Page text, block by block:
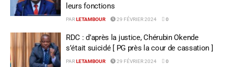
leurs fonctions
PAR LETAMBOUR 29 FÉVRIER 2024 0
RDC : d’après la justice, Chérubin Okende
s’était suicidé [ PG près la cour de cassation ]
PAR LETAMBOUR 29 FÉVRIER 2024 0